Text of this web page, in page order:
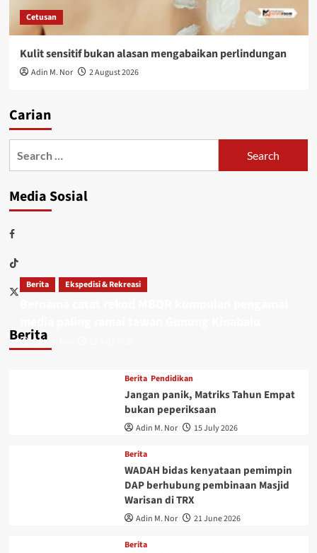
Cetusan
Kulit sensitif bukan alasan mengabaikan perlindungan
Adin M. Nor 2 August 2026
Carian
Media Sosial
Berita
Berita Ekspedisi & Rekreasi
Adin M. Nor
Berita Pendidikan
Jangan panik, Matriks Tahun Empat
bukan peperiksaan
Adin M. Nor 15 July 2026
Berita
WADAH bidas kenyataan pemimpin
DAP berhubung pembinaan Masjid
Warisan di TRX
Adin M. Nor 21 June 2026
Berita